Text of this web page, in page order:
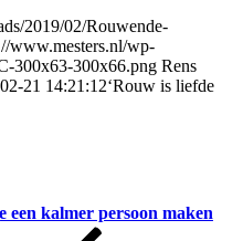
2019/02/Rouwende-
//www.mesters.nl/wp-
300x63-300x66.png Rens
21 14:21:12‘Rouw is liefde
een kalmer persoon maken